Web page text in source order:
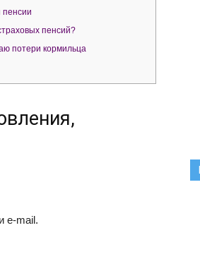
пенсии
пенсий?
потери кормильца
e-mail.